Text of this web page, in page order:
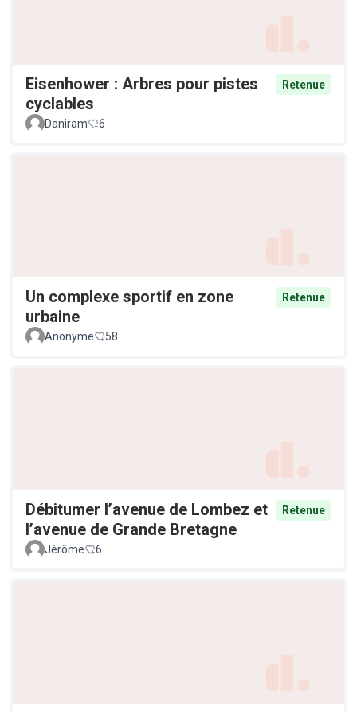
Eisenhower : Arbres pour pistes
cyclables
Retenue
Daniram 6
Un complexe sportif en zone
urbaine
Retenue
Anonyme 58
Débitumer l’avenue de Lombez et
l’avenue de Grande Bretagne
Retenue
Jérôme 6